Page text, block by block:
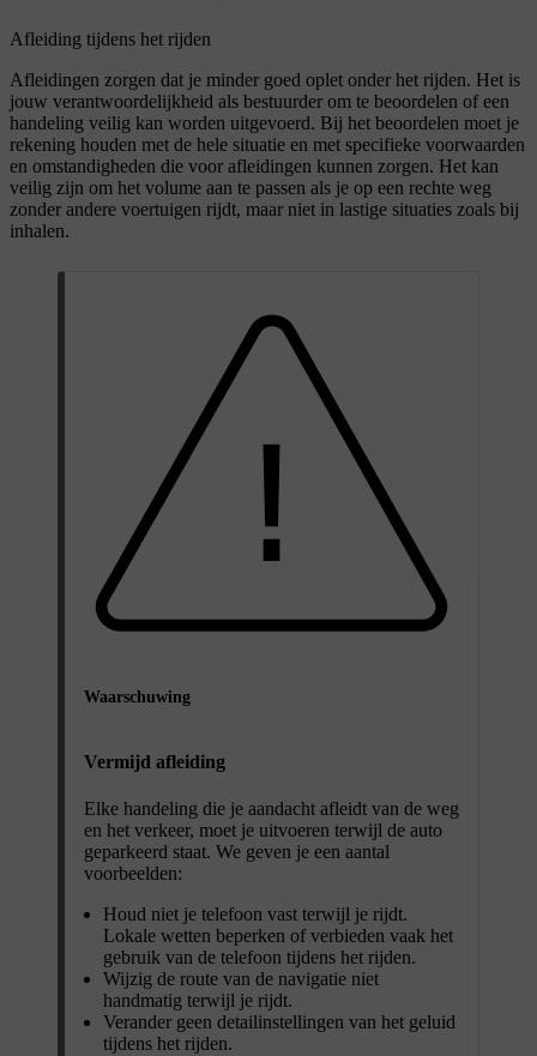
Afleiding tijdens het rijden
Afleidingen zorgen dat je minder goed oplet onder het rijden. Het is
jouw verantwoordelijkheid als bestuurder om te beoordelen of een
handeling veilig kan worden uitgevoerd. Bij het beoordelen moet je
rekening houden met de hele situatie en met specifieke voorwaarden
en omstandigheden die voor afleidingen kunnen zorgen. Het kan
veilig zijn om het volume aan te passen als je op een rechte weg
zonder andere voertuigen rijdt, maar niet in lastige situaties zoals bij
inhalen.
Waarschuwing
Vermijd afleiding
Elke handeling die je aandacht afleidt van de weg
en het verkeer, moet je uitvoeren terwijl de auto
geparkeerd staat. We geven je een aantal
voorbeelden:
Houd niet je telefoon vast terwijl je rijdt.
Lokale wetten beperken of verbieden vaak het
gebruik van de telefoon tijdens het rijden.
Wijzig de route van de navigatie niet
handmatig terwijl je rijdt.
Verander geen detailinstellingen van het geluid
tijdens het rijden.